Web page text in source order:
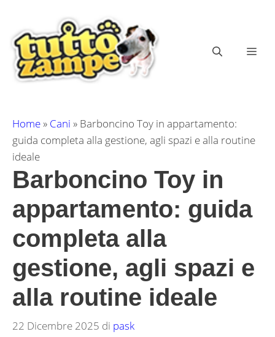
contenuto
Home» Cani » Barboncino Toy in appartamento:
guida completa alla gestione, agli spazi e alla routine
ideale
Barboncino Toy in
appartamento: guida
completa alla
gestione, agli spazi e
alla routine ideale
22 Dicembre 2025 di pask